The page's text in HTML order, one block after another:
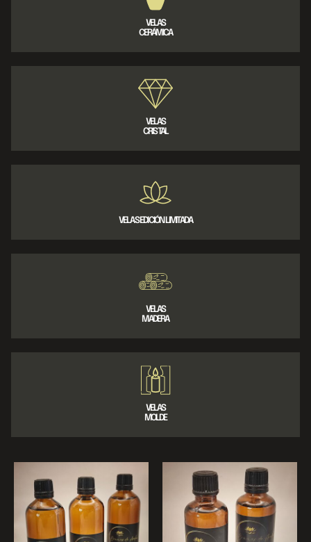
VELAS
CERÁMICA
VELAS
CRISTAL
VELAS EDICIÓN LIMITADA
VELAS
MADERA
VELAS
MOLDE